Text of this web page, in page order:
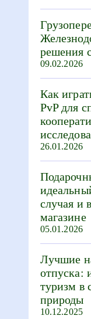
решения
09.02.2026
Как
PvP для
26.01.2026
случая и
магазине
05.01.2026
Лучшие
отпуска:
туризм в
природы
10.12.2025